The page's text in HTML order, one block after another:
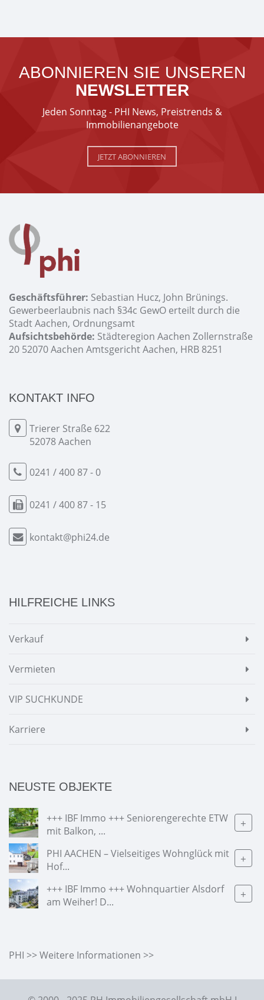
ABONNIEREN SIE UNSEREN
NEWSLETTER
Jeden Sonntag - PHI News, Preistrends &
Immobilienangebote
JETZT ABONNIEREN
Geschäftsführer: Sebastian Hucz, John Brünings.
Gewerbeerlaubnis nach §34c GewO erteilt durch die
Stadt Aachen, Ordnungsamt
Aufsichtsbehörde: Städteregion Aachen Zollernstraße
20 52070 Aachen Amtsgericht Aachen, HRB 8251
KONTAKT INFO
Trierer Straße 622
52078 Aachen
0241 / 400 87 - 0
0241 / 400 87 - 15
kontakt@phi24.de
HILFREICHE LINKS
Verkauf
Vermieten
VIP SUCHKUNDE
Karriere
NEUSTE OBJEKTE
+++ IBF Immo +++ Seniorengerechte ETW
mit Balkon, ...
+
PHI AACHEN – Vielseitiges Wohnglück mit
Hof...
+
+++ IBF Immo +++ Wohnquartier Alsdorf
am Weiher! D...
+
PHI >> Weitere Informationen >>